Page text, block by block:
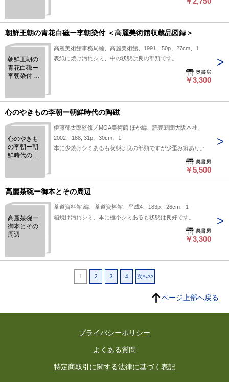
朝鮮王朝の青花白磁ー李朝染付 ＜高麗美術館収蔵品図録＞
朝鮮王朝の
青花白磁ー
李朝染付 ＜
＞
高麗美術館事務局編、高麗美術館、1991、50p、27cm、1
表紙に焼け汚れシミ、中の状態は良の部類です。
奥書房
￥3,300
心のやきもの李朝ー朝鮮時代の陶磁
心のやきも
の李朝ー朝
鮮時代の陶
伊藤郁太郎監修／MOA美術館 ほか編、読売新聞大阪本社、
2002、188, 31p、30cm、1
本に少焼けシミあるも状態は良の部類ですが少歪み癖あり。
奥書房
￥5,500
高麗茶碗ー御本とその周辺
高麗茶碗ー
御本とその
周辺
茶道資料館 編、茶道資料館、平成4、183p、26cm、1
箱焼け汚れシミ、本に極小シミあるも状態は良好です。
奥書房
￥3,300
1 2 3 4 次へ>>
ページ上部へ戻る
プライバシーポリシー
よくある質問
特定商取引に関する法律に基づく表記